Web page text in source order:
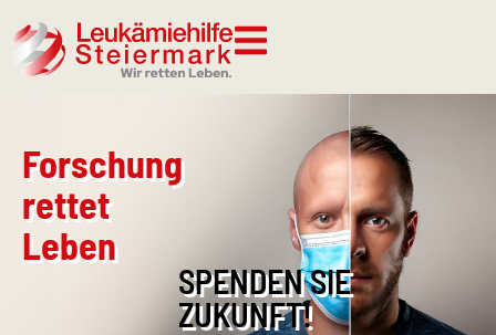
Forschung
rettet
Leben
SPENDEN SIE
ZUKUNFT!